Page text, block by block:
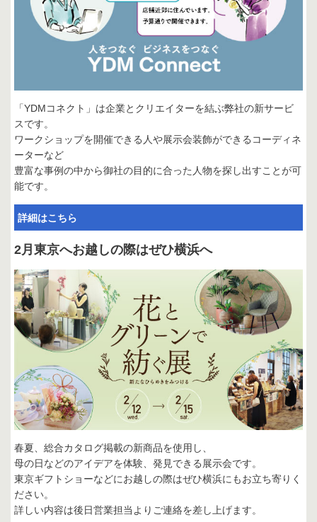
「YDMコネクト」は企業とクリエイターを結ぶ弊社の新サービ
スです。
ワークショップを開催できる人や展示会装飾ができるコーディネ
ーターなど
豊富な事例の中から御社の目的に合った人物を探し出すことが可
能です。
詳細はこちら
2月東京へお越しの際はぜひ横浜へ
春夏、総合カタログ掲載の新商品を使用し、
母の日などのアイデアを体験、発見できる展示会です。
東京ギフトショーなどにお越しの際はぜひ横浜にもお立ち寄りく
ださい。
詳しい内容は後日営業担当よりご連絡を差し上げます。